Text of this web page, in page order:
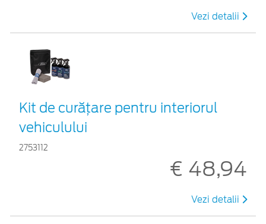
Vezi detalii
Kit de curățare pentru interiorul
vehiculului
2753112
€ 48,94
Vezi detalii